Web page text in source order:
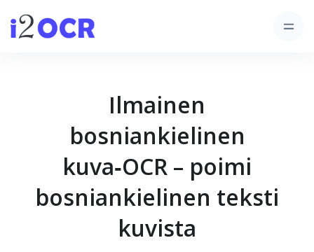
Ilmainen
bosniankielinen
kuva‑OCR – poimi
bosniankielinen teksti
kuvista